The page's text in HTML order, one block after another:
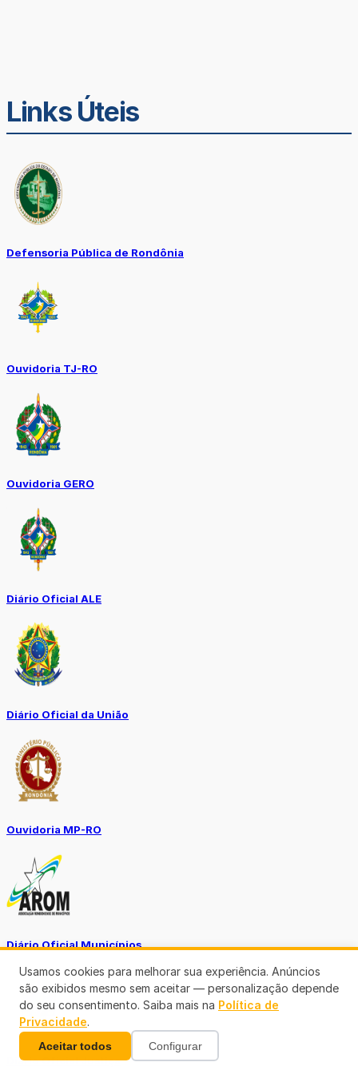
Links Úteis
Defensoria Pública de Rondônia
Ouvidoria TJ-RO
Ouvidoria GERO
Diário Oficial ALE
Diário Oficial da União
Ouvidoria MP-RO
Diário Oficial Municípios
Diario Oficial Justiça
Usamos cookies para melhorar sua experiência. Anúncios
são exibidos mesmo sem aceitar — personalização depende
do seu consentimento. Saiba mais na Política de
Privacidade.
Aceitar todos Configurar